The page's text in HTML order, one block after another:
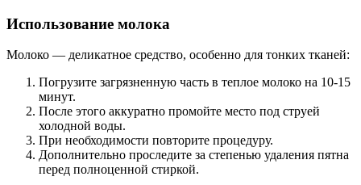
Использование молока
Молоко — деликатное средство, особенно для тонких тканей:
Погрузите загрязненную часть в теплое молоко на 10-15
минут.
После этого аккуратно промойте место под струей
холодной воды.
При необходимости повторите процедуру.
Дополнительно проследите за степенью удаления пятна
перед полноценной стиркой.